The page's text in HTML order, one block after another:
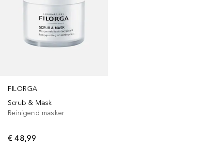
FILORGA
Scrub & Mask
Reinigend masker
€ 48,99